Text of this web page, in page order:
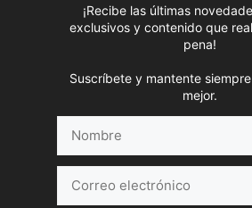
¡Recibe las últimas
exclusivos y contenido que
pena!
Suscríbete y mantente
mejor.
electrónico